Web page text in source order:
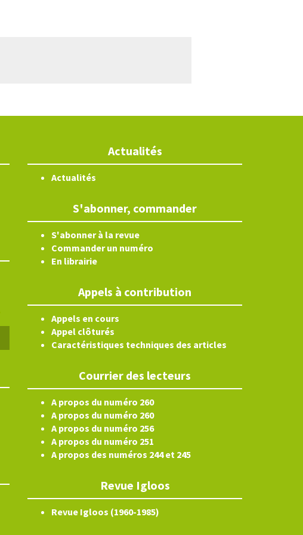
Actualités
Actualités
S'abonner, commander
S'abonner à la revue
Commander un numéro
En librairie
Appels à contribution
Appels en cours
Appel clôturés
Caractéristiques techniques des articles
Courrier des lecteurs
A propos du numéro 260
A propos du numéro 260
A propos du numéro 256
A propos du numéro 251
A propos des numéros 244 et 245
Revue Igloos
Revue Igloos (1960-1985)